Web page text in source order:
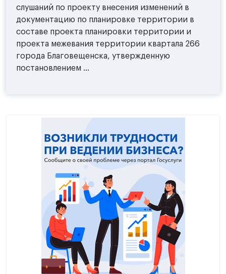
слушаний по проекту внесения изменений в
документацию по планировке территории в
составе проекта планировки территории и
проекта межевания территории квартала 266
города Благовещенска, утвержденную
постановлением ...